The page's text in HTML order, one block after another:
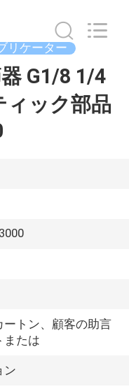
リケーター
G1/8 1/4
ィック部品
ートン、顧客の助言
または
ン